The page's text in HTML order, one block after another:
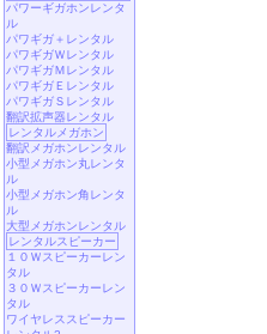
パワーギガホンレンタ
ル
パワギガ＋レンタル
パワギガＷレンタル
パワギガＭレンタル
パワギガＥレンタル
パワギガＳレンタル
翻訳拡声器レンタル
レンタルメガホン
翻訳メガホンレンタル
小型メガホン丸レンタ
ル
小型メガホン角レンタ
ル
大型メガホンレンタル
レンタルスピーカー
１０Ｗスピーカーレン
タル
３０Ｗスピーカーレン
タル
ワイヤレススピーカー